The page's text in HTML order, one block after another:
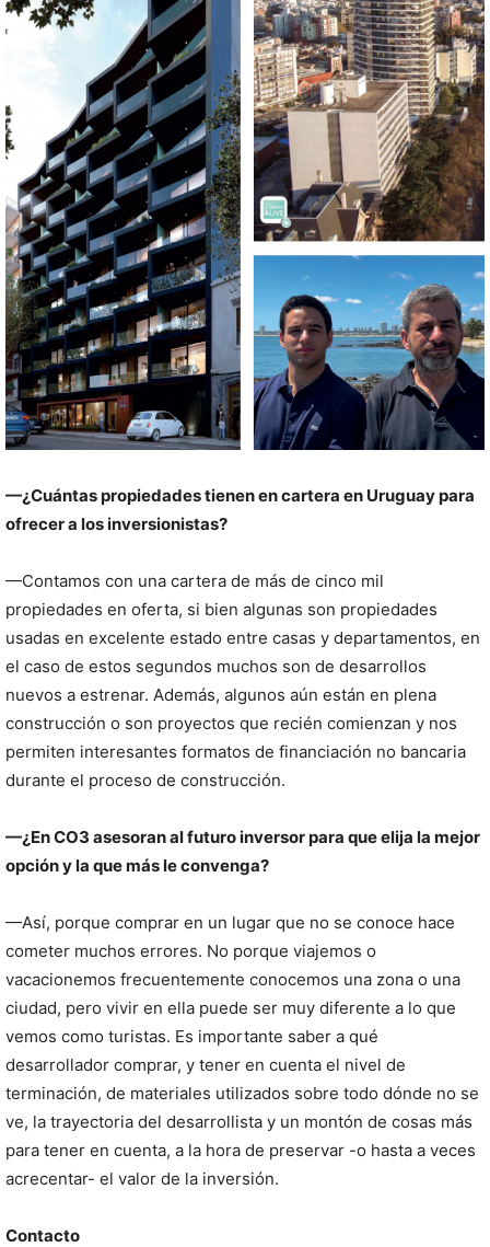
—¿Cuántas propiedades tienen en cartera en Uruguay para
ofrecer a los inversionistas?
—Contamos con una cartera de más de cinco mil
propiedades en oferta, si bien algunas son propiedades
usadas en excelente estado entre casas y departamentos, en
el caso de estos segundos muchos son de desarrollos
nuevos a estrenar. Además, algunos aún están en plena
construcción o son proyectos que recién comienzan y nos
permiten interesantes formatos de financiación no bancaria
durante el proceso de construcción.
—¿En CO3 asesoran al futuro inversor para que elija la mejor
opción y la que más le convenga?
—Así, porque comprar en un lugar que no se conoce hace
cometer muchos errores. No porque viajemos o
vacacionemos frecuentemente conocemos una zona o una
ciudad, pero vivir en ella puede ser muy diferente a lo que
vemos como turistas. Es importante saber a qué
desarrollador comprar, y tener en cuenta el nivel de
terminación, de materiales utilizados sobre todo dónde no se
ve, la trayectoria del desarrollista y un montón de cosas más
para tener en cuenta, a la hora de preservar -o hasta a veces
acrecentar- el valor de la inversión.
Contacto